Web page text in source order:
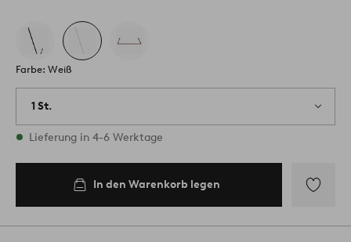
Farbe: Weiß
1 St.
Vorrätig
Lieferung in 4-6 Werktage
In den Warenkorb legen
Favoriten